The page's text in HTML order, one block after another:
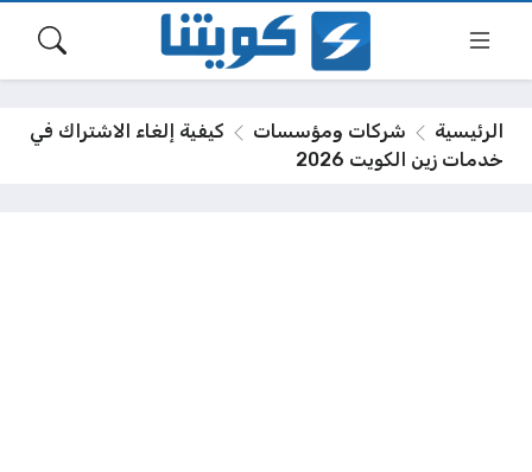
الرئيسية شركات ومؤسسات
كيفية إلغاء الاشتراك في
خدمات زين الكويت 2026